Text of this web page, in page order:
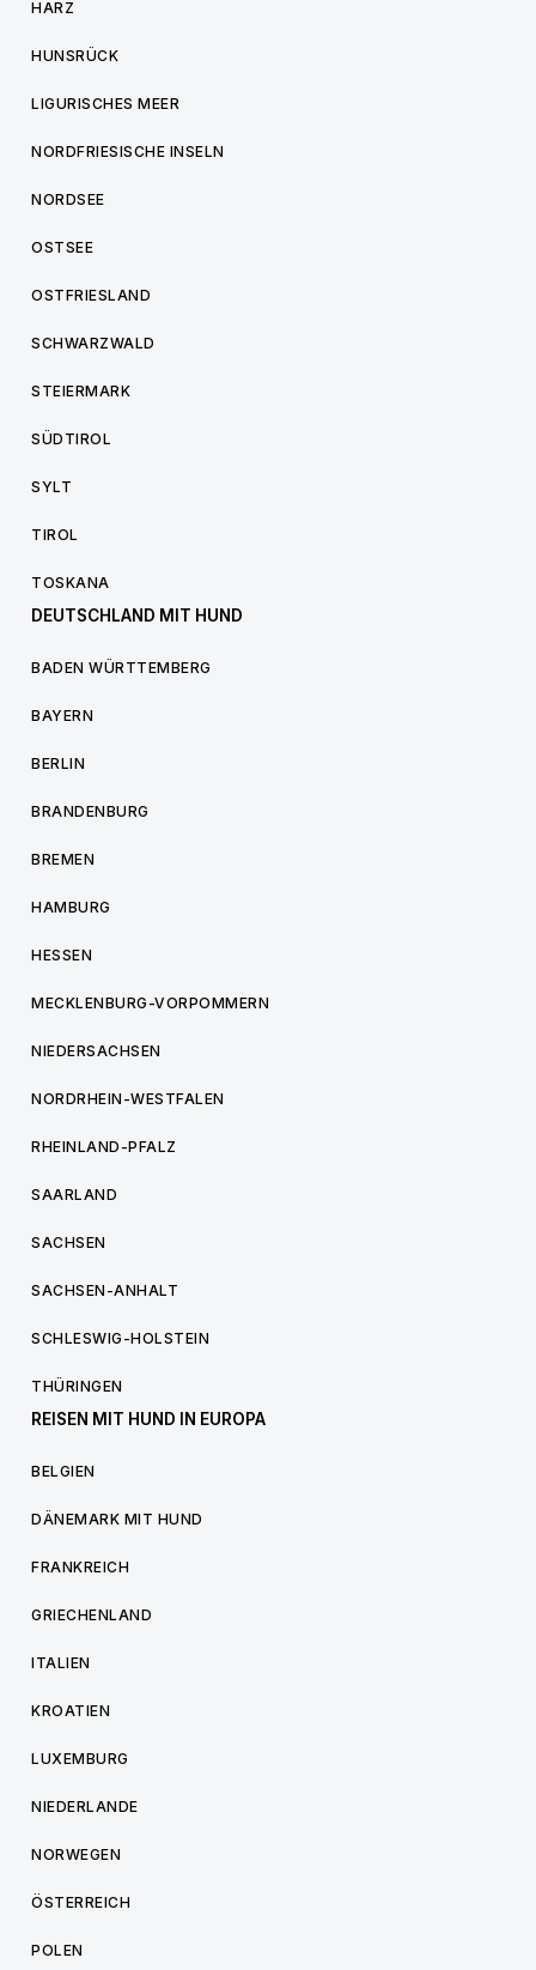
HARZ
HUNSRÜCK
LIGURISCHES MEER
NORDFRIESISCHE INSELN
NORDSEE
OSTSEE
OSTFRIESLAND
SCHWARZWALD
STEIERMARK
SÜDTIROL
SYLT
TIROL
TOSKANA
DEUTSCHLAND MIT HUND
BADEN WÜRTTEMBERG
BAYERN
BERLIN
BRANDENBURG
BREMEN
HAMBURG
HESSEN
MECKLENBURG-VORPOMMERN
NIEDERSACHSEN
NORDRHEIN-WESTFALEN
RHEINLAND-PFALZ
SAARLAND
SACHSEN
SACHSEN-ANHALT
SCHLESWIG-HOLSTEIN
THÜRINGEN
REISEN MIT HUND IN EUROPA
BELGIEN
DÄNEMARK MIT HUND
FRANKREICH
GRIECHENLAND
ITALIEN
KROATIEN
LUXEMBURG
NIEDERLANDE
NORWEGEN
ÖSTERREICH
POLEN